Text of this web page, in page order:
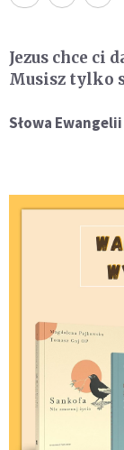
Jezus chce ci
Musisz tylko
Słowa